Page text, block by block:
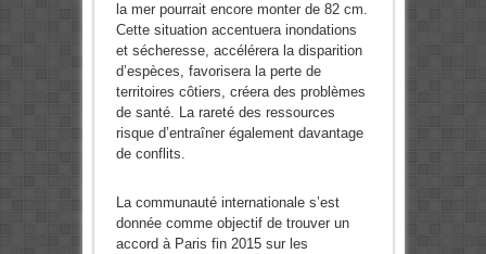
la mer pourrait encore monter de 82 cm.
Cette situation accentuera inondations
et sécheresse, accélérera la disparition
d’espèces, favorisera la perte de
territoires côtiers, créera des problèmes
de santé. La rareté des ressources
risque d’entraîner également davantage
de conflits.
La communauté internationale s’est
donnée comme objectif de trouver un
accord à Paris fin 2015 sur les